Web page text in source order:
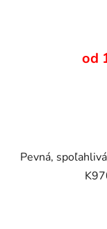
od
Pevná,